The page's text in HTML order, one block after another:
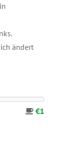
.
ändert
€1